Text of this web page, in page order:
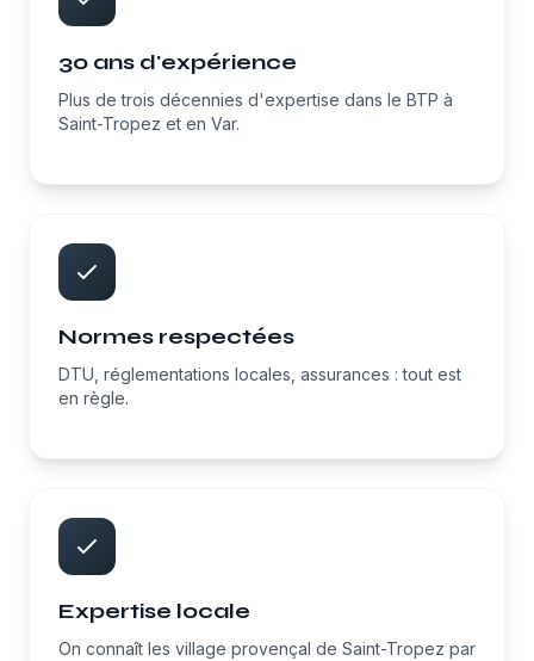
30 ans d'expérience
Plus de trois décennies d'expertise dans le BTP à
Saint-Tropez et en Var.
Normes respectées
DTU, réglementations locales, assurances : tout est
en règle.
Expertise locale
On connaît les village provençal de Saint-Tropez par